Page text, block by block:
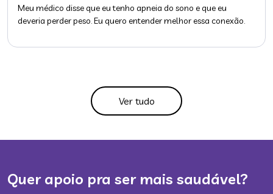
Meu médico disse que eu tenho apneia do sono e que eu
deveria perder peso. Eu quero entender melhor essa conexão.
Ver tudo
Quer apoio pra ser mais saudável?